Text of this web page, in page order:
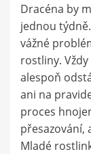
Dracéna by
jednou
vážné
rostliny.
alespoň
ani na
proces
přesazování,
Mladé